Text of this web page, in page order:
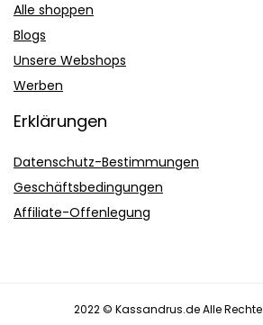
Alle shoppen
Blogs
Unsere Webshops
Werben
Erklärungen
Datenschutz-Bestimmungen
Geschäftsbedingungen
Affiliate-Offenlegung
2022 © Kassandrus.de Alle